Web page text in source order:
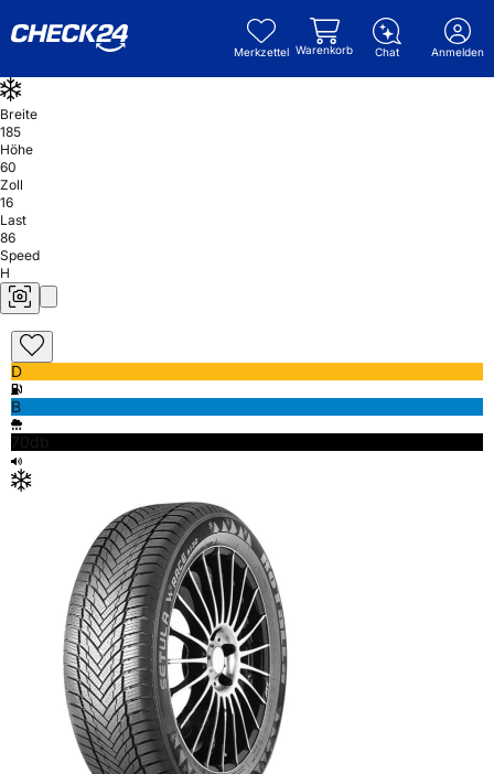
Merkzettel Warenkorb Chat Anmelden
Breite
185
Höhe
60
Zoll
16
Last
86
Speed
H
D
B
70db